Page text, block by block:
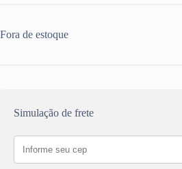
Fora de estoque
Simulação de frete